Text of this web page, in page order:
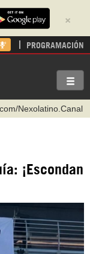
×
PROGRAMACIÓN
Nexolatino.Canal
hispantv
¡Escondan